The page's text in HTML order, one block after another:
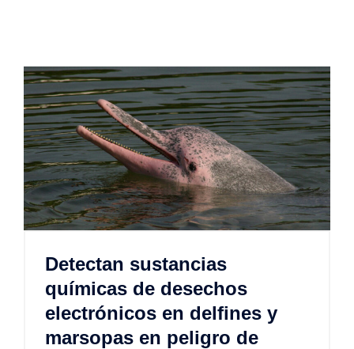
Detectan sustancias
químicas de desechos
electrónicos en delfines y
marsopas en peligro de